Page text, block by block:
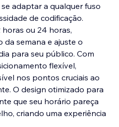
adaptar a qualquer fuso
de codificação.
ou 24 horas,
da semana e ajuste o
para seu público. Com
flexível,
nos pontos cruciais ao
O design otimizado para
que seu horário pareça
criando uma experiência